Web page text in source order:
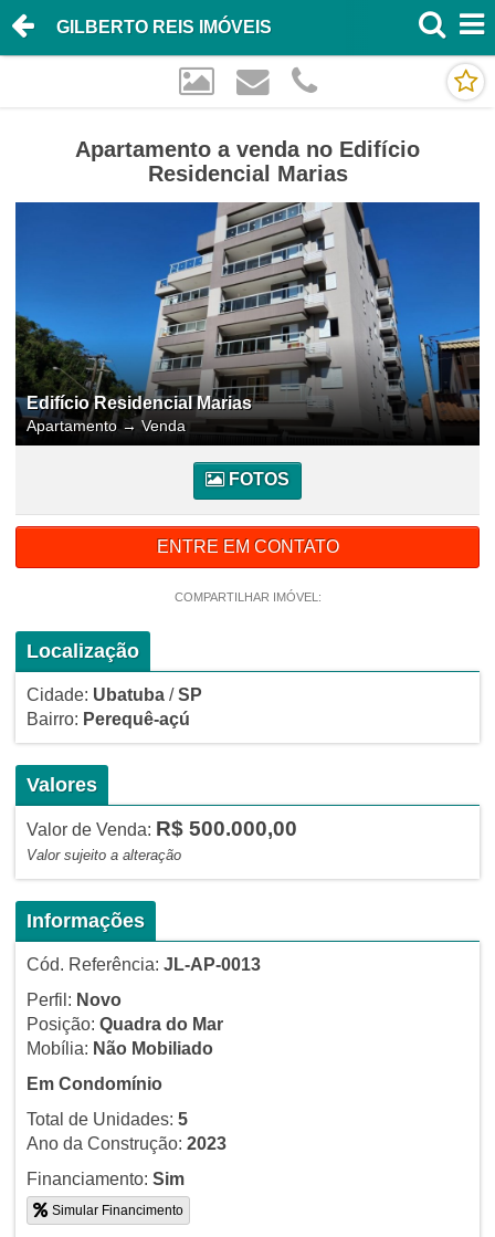
GILBERTO REIS IMÓVEIS
Apartamento a venda no Edifício
Residencial Marias
Edifício Residencial Marias
Apartamento → Venda
FOTOS
ENTRE EM CONTATO
COMPARTILHAR IMÓVEL:
Localização
Cidade: Ubatuba/SP
Bairro: Perequê-açú
Valores
Valor de Venda: R$ 500.000,00
Valor sujeito a alteração
Informações
Cód. Referência: JL-AP-0013
Perfil: Novo
Posição: Quadra do Mar
Mobília: Não Mobiliado
Em Condomínio
Total de Unidades: 5
Ano da Construção: 2023
Financiamento: Sim
Simular Financimento